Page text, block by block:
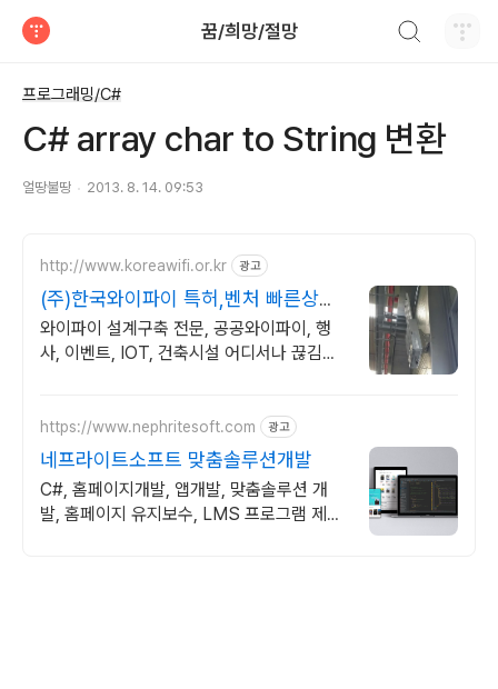
꿈/희망/절망
프로그래밍/C#
C# array char to String 변환
얼땅불땅 2013. 8. 14. 09:53
http://www.koreawifi.or.kr 광고
(주)한국와이파이 특허,벤처 빠른상담
가능
와이파이 설계구축 전문, 공공와이파이, 행
사, 이벤트, IOT, 건축시설 어디서나 끊김없
https://www.nephritesoft.com 광고
네프라이트소프트 맞춤솔루션개발
C#, 홈페이지개발, 앱개발, 맞춤솔루션 개
발, 홈페이지 유지보수, LMS 프로그램 제작